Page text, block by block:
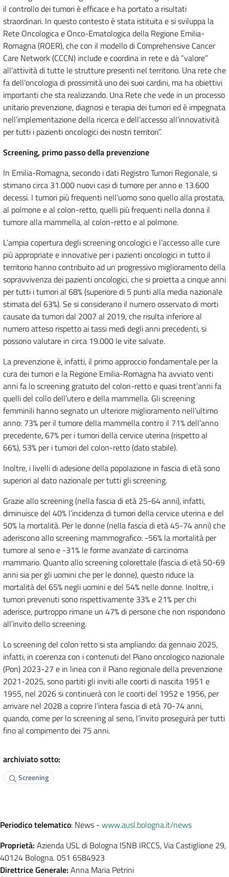
il controllo dei tumori è efficace e ha portato a risultati
straordinari. In questo contesto è stata istituita e si sviluppa la
Rete Oncologica e Onco-Ematologica della Regione Emilia-
Romagna (ROER), che con il modello di Comprehensive Cancer
Care Network (CCCN) include e coordina in rete e dà “valore”
all’attività di tutte le strutture presenti nel territorio. Una rete che
fa dell’oncologia di prossimità uno dei suoi cardini, ma ha obiettivi
importanti che sta realizzando. Una Rete che vede in un processo
unitario prevenzione, diagnosi e terapia dei tumori ed è impegnata
nell’implementazione della ricerca e dell’accesso all’innovatività
per tutti i pazienti oncologici dei nostri territori”.
Screening, primo passo della prevenzione
In Emilia-Romagna, secondo i dati Registro Tumori Regionale, si
stimano circa 31.000 nuovi casi di tumore per anno e 13.600
decessi. I tumori più frequenti nell’uomo sono quello alla prostata,
al polmone e al colon-retto, quelli più frequenti nella donna il
tumore alla mammella, al colon-retto e al polmone.
L’ampia copertura degli screening oncologici e l’accesso alle cure
più appropriate e innovative per i pazienti oncologici in tutto il
territorio hanno contribuito ad un progressivo miglioramento della
sopravvivenza dei pazienti oncologici, che si proietta a cinque anni
per tutti i tumori al 68% (superiore di 5 punti alla media nazionale
stimata del 63%). Se si considerano il numero osservato di morti
causate da tumori dal 2007 al 2019, che risulta inferiore al
numero atteso rispetto ai tassi medi degli anni precedenti, si
possono valutare in circa 19.000 le vite salvate.
La prevenzione è, infatti, il primo approccio fondamentale per la
cura dei tumori e la Regione Emilia-Romagna ha avviato venti
anni fa lo screening gratuito del colon-retto e quasi trent’anni fa
quelli del collo dell’utero e della mammella. Gli screening
femminili hanno segnato un ulteriore miglioramento nell’ultimo
anno: 73% per il tumore della mammella contro il 71% dell’anno
precedente, 67% per i tumori della cervice uterina (rispetto al
66%), 53% per i tumori del colon-retto (dato stabile).
Inoltre, i livelli di adesione della popolazione in fascia di età sono
superiori al dato nazionale per tutti gli screening.
Grazie allo screening (nella fascia di età 25-64 anni), infatti,
diminuisce del 40% l’incidenza di tumori della cervice uterina e del
50% la mortalità. Per le donne (nella fascia di età 45-74 anni) che
aderiscono allo screening mammografico: -56% la mortalità per
tumore al seno e -31% le forme avanzate di carcinoma
mammario. Quanto allo screening colorettale (fascia di età 50-69
anni sia per gli uomini che per le donne), questo riduce la
mortalità del 65% negli uomini e del 54% nelle donne. Inoltre, i
tumori prevenuti sono rispettivamente 33% e 21% per chi
aderisce, purtroppo rimane un 47% di persone che non rispondono
all’invito dello screening.
Lo screening del colon retto si sta ampliando: da gennaio 2025,
infatti, in coerenza con i contenuti del Piano oncologico nazionale
(Pon) 2023-27 e in linea con il Piano regionale della prevenzione
2021-2025, sono partiti gli inviti alle coorti di nascita 1951 e
1955, nel 2026 si continuerà con le coorti del 1952 e 1956, per
arrivare nel 2028 a coprire l’intera fascia di età 70-74 anni,
quando, come per lo screening al seno, l’invito proseguirà per tutti
fino al compimento dei 75 anni.
archiviato sotto:
Screening
Periodico telematico: News - www.ausl.bologna.it/news
Proprietà: Azienda USL di Bologna ISNB IRCCS, Via Castiglione 29,
40124 Bologna. 051 6584923
Direttrice Generale: Anna Maria Petrini